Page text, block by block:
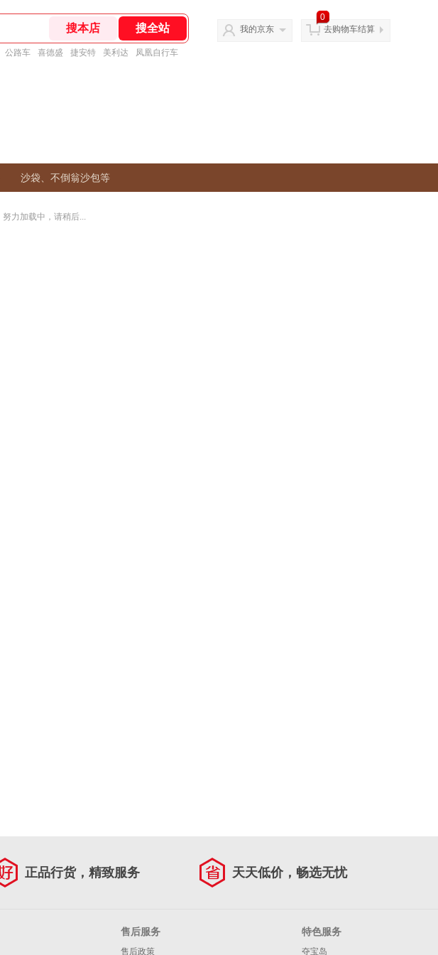
公路车 喜德盛 捷安特 美利达 凤凰自行车
我的京东
0
去购物车结算
沙袋、不倒翁沙包等
努力加载中，请稍后...
正品行货，精致服务 天天低价，畅选无忧
售后服务
售后政策
特色服务
夺宝岛